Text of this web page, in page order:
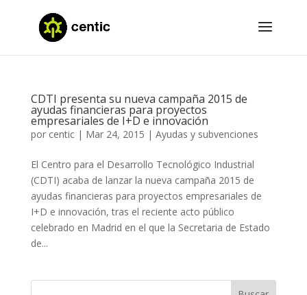
CDTI presenta su nueva campaña 2015 de
ayudas financieras para proyectos
empresariales de I+D e innovación
por centic| Mar 24, 2015 | Ayudas y subvenciones
El Centro para el Desarrollo Tecnológico Industrial
(CDTI) acaba de lanzar la nueva campaña 2015 de
ayudas financieras para proyectos empresariales de
I+D e innovación, tras el reciente acto público
celebrado en Madrid en el que la Secretaria de Estado
de...